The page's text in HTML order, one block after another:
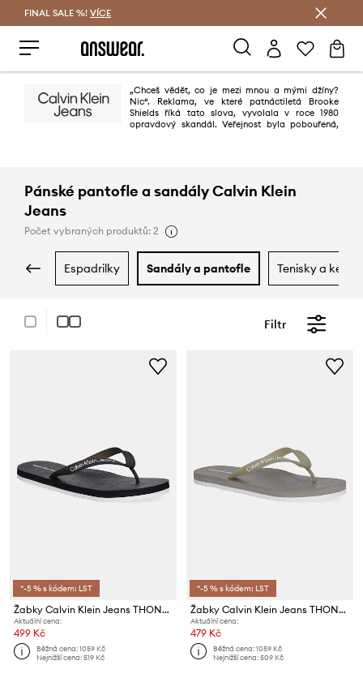
FINAL SALE %! VÍCE
„Chceš vědět, co je mezi mnou a mými džíny?
Nic“. Reklama, ve které patnáctiletá Brooke
Shields říká tato slova, vyvolala v roce 1980
opravdový skandál. Veřejnost byla pobouřená,
Pánské pantofle a sandály Calvin Klein
Jeans
Počet vybraných produktů: 2
espadrilky sandály a pantofle tenisky a kecky
Filtr
*-5 % s kódem: LST
Žabky Calvin Klein Jeans THONG+ TPU
Aktuální cena:
499 Kč
Běžná cena:1059 Kč
Nejnižší cena:519 Kč
*-5 % s kódem: LST
Žabky Calvin Klein Jeans THONG+ TPU
Aktuální cena:
479 Kč
Běžná cena:1059 Kč
Nejnižší cena:509 Kč